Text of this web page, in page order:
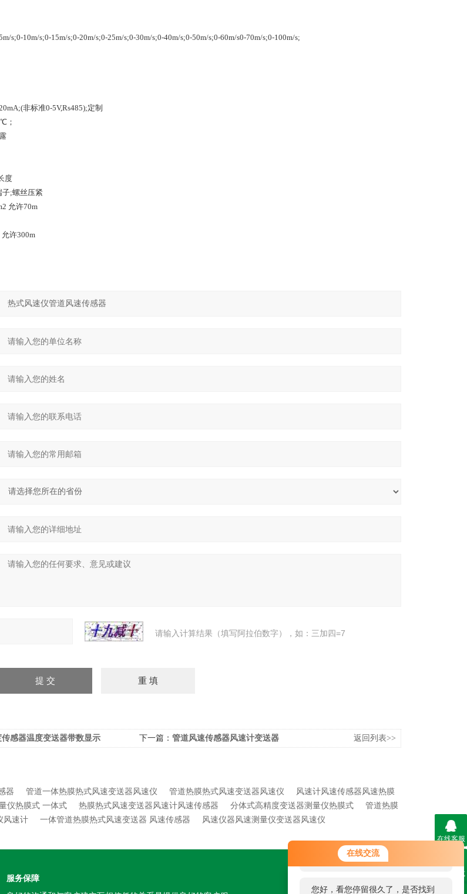
在线交流
您好！欢迎前来咨询，很高兴为您
服务，请问您要咨询什么问题呢？
您好，看您停留很久了，是否找到
s;0-10m/s;0-15m/s;0-20m/s;0-25m/s;0-30m/s;0-40m/s;0-50m/s;0-60m/s0-70m/s;0-100m/s;
非标准0-5V,Rs485);定制
；
度
子;螺丝压紧
允许70m
300m
请输入计算结果（填写阿拉伯数字），如：三加四=7
感器温度变送器带数显示 下一篇： 管道风速传感器风速计变送器 返回列表>>
器 管道一体热膜热式风速变送器风速仪 管道热膜热式风速变送器风速仪
风速计风速传感器风速热膜
仪热膜式 一体式 热膜热式风速变送器风速计风速传感器 分体式高精度变送器测量仪热膜式
管道热膜
风速计
一体管道热膜热式风速变送器 风速传感器 风速仪器风速测量仪变送器风速仪
服务保障
在线客服
联系方式